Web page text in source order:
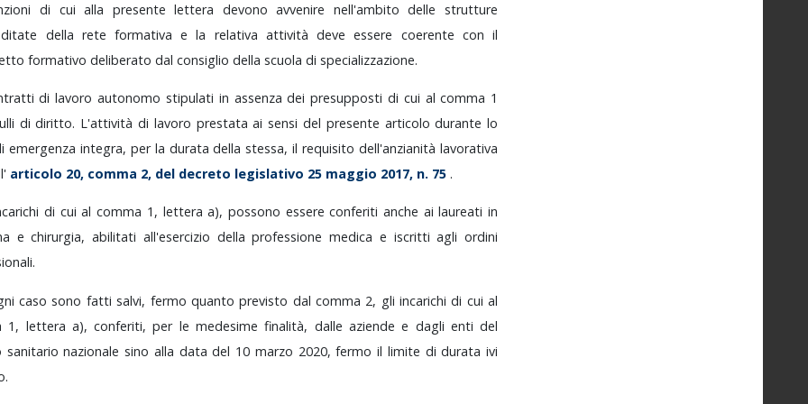
di cuialla presentelettera devonoavvenire nell'ambitodellestrutture
della reteformativaela relativa attivitàdeveessere coerente conil
formativodeliberatodalconsigliodellascuoladispecializzazione.
dilavoroautonomo stipulati in assenzadeipresupposti di cui alcomma 1
didiritto. L'attività di lavoro prestataaisensi del presente articolodurantelo
emergenza integra, per la duratadellastessa,ilrequisitodell'anzianitàlavorativa
articolo 20, comma 2, del decreto legislativo 25 maggio 2017, n. 75 .
di cuialcomma 1, letteraa), possono essereconferiti anche ailaureati in
echirurgia,abilitati all'esercizio dellaprofessionemedica e iscrittiagliordini
casosono fattisalvi, fermo quantoprevisto dal comma 2, gliincarichidi cuial
1, lettera a),conferiti,per lemedesimefinalità, dalle aziendee dagli entidel
sanitarionazionalesino alla datadel 10 marzo 2020,fermoil limite didurataivi